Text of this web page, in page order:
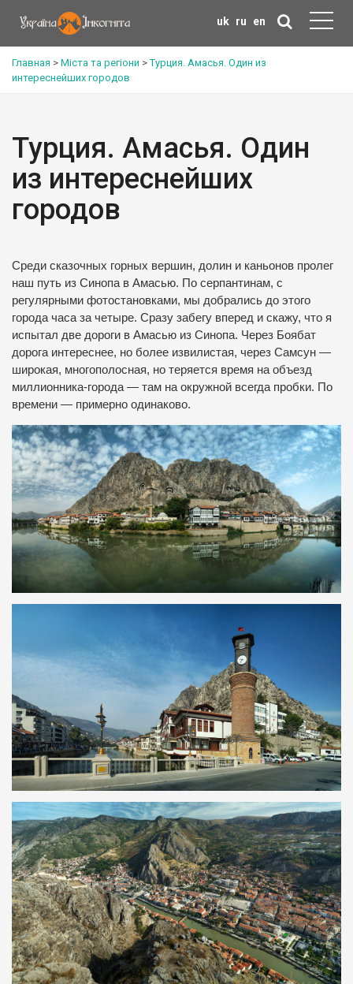
uk ru en
Главная > Міста та регіони >Турция. Амасья. Один из
интереснейших городов
Турция. Амасья. Один
из интереснейших
городов
Среди сказочных горных вершин, долин и каньонов пролег
наш путь из Синопа в Амасью. По серпантинам, с
регулярными фотостановками, мы добрались до этого
города часа за четыре. Сразу забегу вперед и скажу, что я
испытал две дороги в Амасью из Синопа. Через Боябат
дорога интереснее, но более извилистая, через Самсун —
широкая, многополосная, но теряется время на объезд
миллионника-города — там на окружной всегда пробки. По
времени — примерно одинаково.